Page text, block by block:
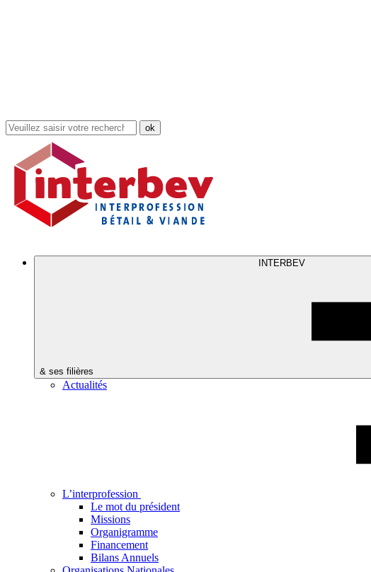
Rechercher
dans
site
INTERBEV
& ses filières
Actualités
L’interprofession
Le mot du président
Missions
Organigramme
Financement
Bilans Annuels